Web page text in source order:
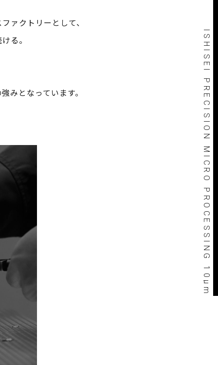
ァクトリーとして、
る。
みとなっています。
ISHISEI PRECISION MICRO PROCESSING 10μm